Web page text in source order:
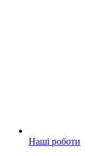
Наші роботи